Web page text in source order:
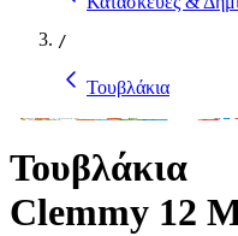
/
Τουβλάκια
Τουβλάκια
Clemmy 12